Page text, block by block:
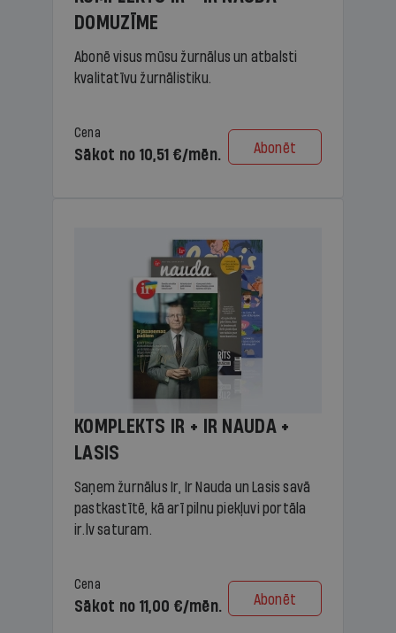
DOMUZĪME
Abonē visus mūsu žurnālus un atbalsti
kvalitatīvu žurnālistiku.
Cena
Sākot no 10,51 €/mēn. Abonēt
KOMPLEKTS IR + IR NAUDA +
LASIS
Saņem žurnālus Ir, Ir Nauda un Lasis savā
pastkastītē, kā arī pilnu piekļuvi portāla
ir.lv saturam.
Cena
Sākot no 11,00 €/mēn. Abonēt